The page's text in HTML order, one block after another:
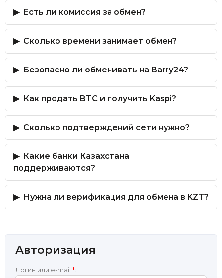
Есть ли комиссия за обмен?
Сколько времени занимает обмен?
Безопасно ли обменивать на Barry24?
Как продать BTC и получить Kaspi?
Сколько подтверждений сети нужно?
Какие банки Казахстана
поддерживаются?
Нужна ли верификация для обмена в KZT?
Авторизация
Логин или e-mail *: